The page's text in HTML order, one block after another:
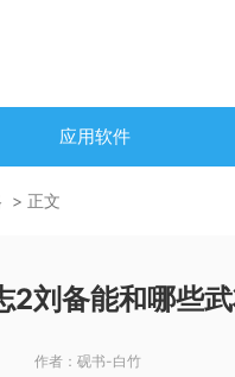
应用软件
正文
2刘备能和哪些
作者： 砚书-白竹